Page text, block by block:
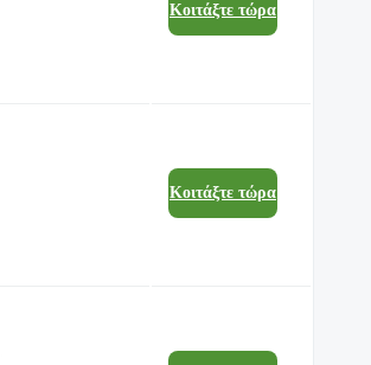
Κοιτάξτε τώρα
Κοιτάξτε τώρα